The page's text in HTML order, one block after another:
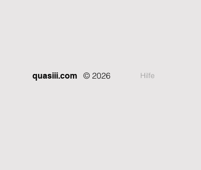
quasiii.com © 2026 Hilfe